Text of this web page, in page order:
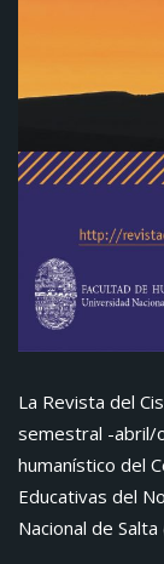
La Revista del
semestral -abril/
humanístico del
Educativas del
Nacional de Salta